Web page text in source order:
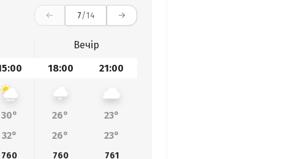
7/14
Вечір
18:00 21:00
30° 26°
23°
32° 26° 23°
760 760
761